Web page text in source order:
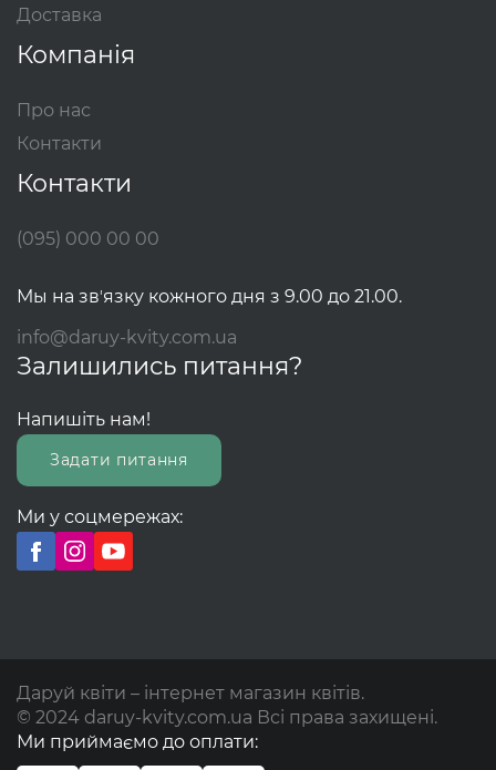
Доставка
Компанія
Про нас
Контакти
Контакти
(095) 000 00 00
Мы на звʼязку кожного дня з 9.00 до 21.00.
info@daruy-kvity.com.ua
Залишились питання?
Напишіть нам!
Задати питання
Ми у соцмережах:
Даруй квіти – інтернет магазин квітів.
© 2024 daruy-kvity.com.ua Всі права захищені.
Ми приймаємо до оплати: